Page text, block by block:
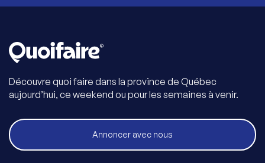
Découvre quoi faire dans la province de Québec
aujourd’hui, ce weekend ou pour les semaines à venir.
Annoncer avec nous